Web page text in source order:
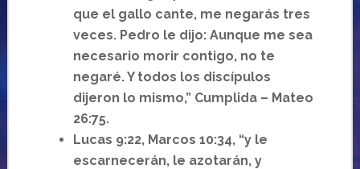
que el gallo cante, me negarás tres
veces. Pedro le dijo: Aunque me sea
necesario morir contigo, no te
negaré. Y todos los discípulos
dijeron lo mismo,” Cumplida – Mateo
26:75.
Lucas 9:22, Marcos 10:34, “y le
escarnecerán, le azotarán, y